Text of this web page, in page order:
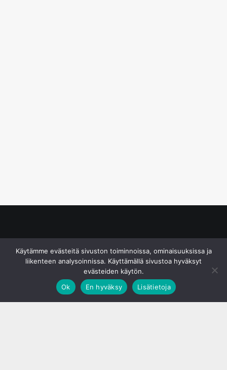
Käytämme evästeitä sivuston toiminnoissa, ominaisuuksissa ja
liikenteen analysoinnissa. Käyttämällä sivustoa hyväksyt
evästeiden käytön.
Ok
En hyväksy Lisätietoja